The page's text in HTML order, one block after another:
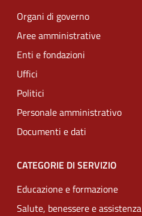
Organi di governo
Aree amministrative
Enti e fondazioni
Uffici
Politici
Personale amministrativo
Documenti e dati
CATEGORIE DI SERVIZIO
Educazione e formazione
Salute, benessere e assistenza